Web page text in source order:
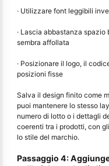
· Utilizzare font leggibili
· Lascia abbastanza
sembra affollata
· Posizionare il logo, il
posizioni fisse
Salva il design finito come
puoi mantenere lo stesso
numero di lotto o i dettagli
coerenti tra i prodotti, con
lo stile del marchio.
Passaggio 4: